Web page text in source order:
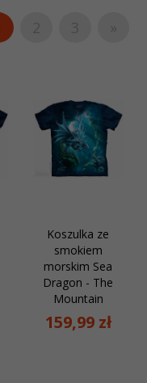
Koszulka ze
smokiem
morskim Sea
Dragon - The
Mountain
159,99 zł